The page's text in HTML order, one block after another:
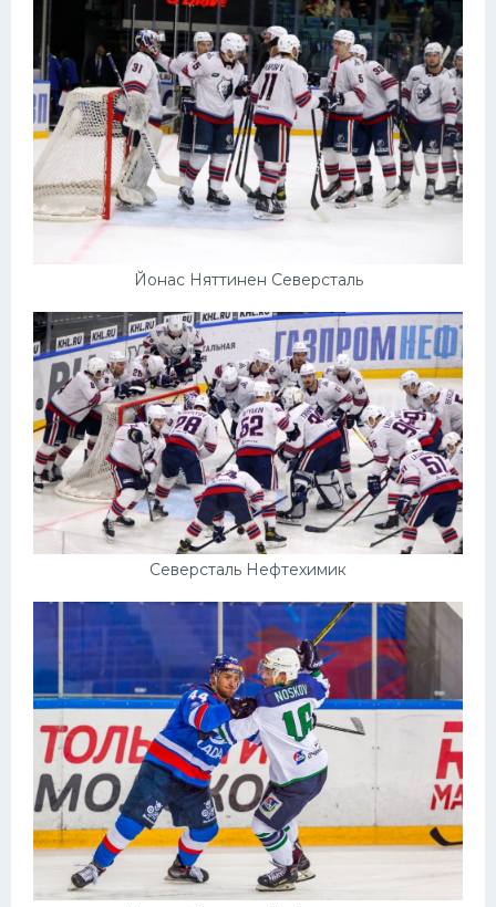
Йонас Няттинен Северсталь
Северсталь Нефтехимик